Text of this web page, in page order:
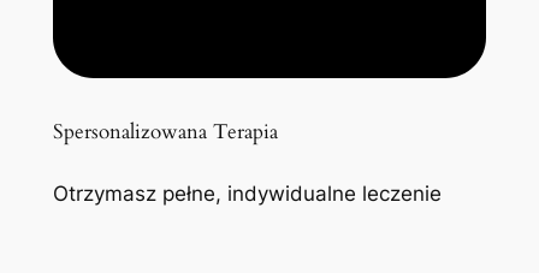
Spersonalizowana Terapia
Otrzymasz pełne, indywidualne leczenie